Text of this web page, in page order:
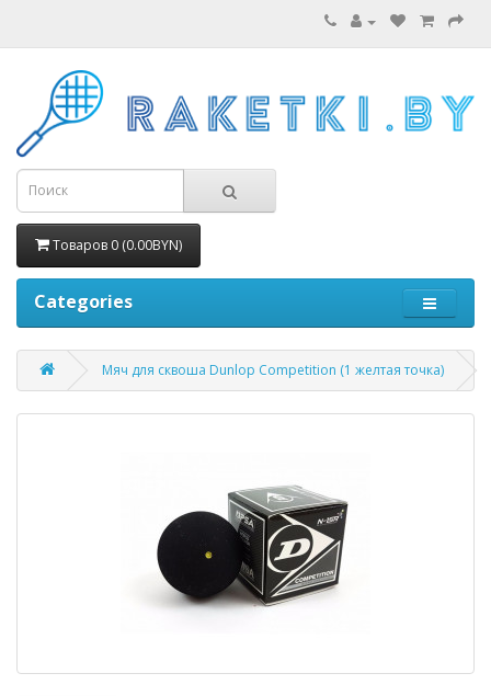
Товаров 0 (0.00BYN)
Categories
Мяч для сквоша Dunlop Сompetition (1 желтая точка)